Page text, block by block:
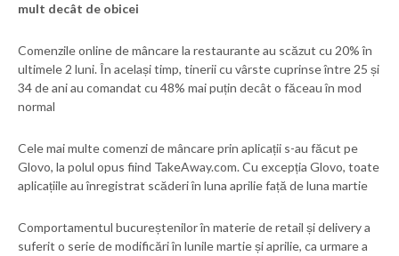
mult decât de obicei
Comenzile online de mâncare la restaurante au scăzut cu 20% în
ultimele 2 luni. În același timp, tinerii cu vârste cuprinse între 25 și
34 de ani au comandat cu 48% mai puțin decât o făceau în mod
normal
Cele mai multe comenzi de mâncare prin aplicații s-au făcut pe
Glovo, la polul opus fiind TakeAway.com. Cu excepția Glovo, toate
aplicațiile au înregistrat scăderi în luna aprilie față de luna martie
Comportamentul bucureștenilor în materie de retail și delivery a
suferit o serie de modificări în lunile martie și aprilie, ca urmare a